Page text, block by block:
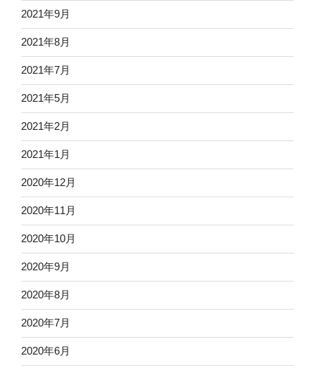
2021年9月
2021年8月
2021年7月
2021年5月
2021年2月
2021年1月
2020年12月
2020年11月
2020年10月
2020年9月
2020年8月
2020年7月
2020年6月